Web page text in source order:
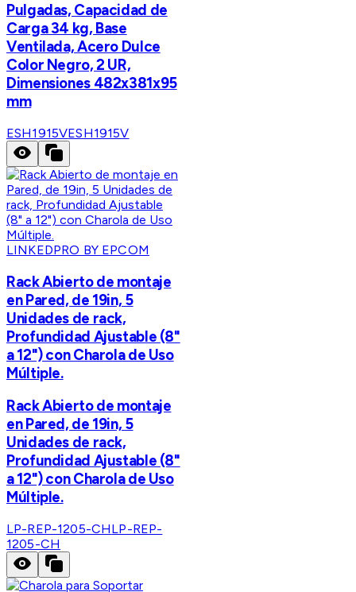
Pulgadas, Capacidad de
Carga 34 kg, Base
Ventilada, Acero Dulce
Color Negro, 2 UR,
Dimensiones 482x381x95
mm
ESH1915VESH1915V
LINKEDPRO BY EPCOM
Rack Abierto de montaje
en Pared, de 19in, 5
Unidades de rack,
Profundidad Ajustable (8"
a 12") con Charola de Uso
Múltiple.
Rack Abierto de montaje
en Pared, de 19in, 5
Unidades de rack,
Profundidad Ajustable (8"
a 12") con Charola de Uso
Múltiple.
LP-REP-1205-CHLP-REP-
1205-CH